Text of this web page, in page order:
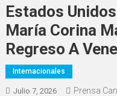
Estados
María Corina
Regreso A
Internacionales
Julio 7, 2026 Prensa